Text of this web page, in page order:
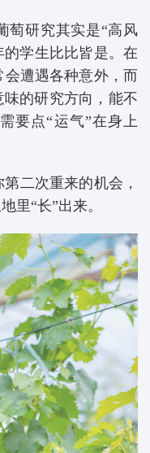
萄研究其实是“高风
的学生比比皆是。在
遭遇各种意外，而
的研究方向，能不
要点“运气”在身上
二次重来的机会，
里“长”出来。